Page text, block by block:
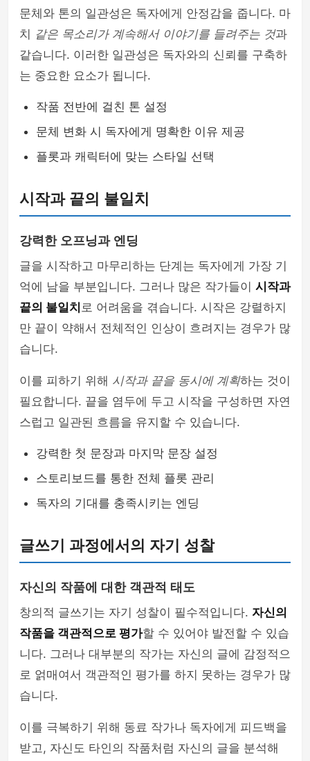
문체와 톤의 일관성은 독자에게 안정감을 줍니다. 마
치 같은 목소리가 계속해서 이야기를 들려주는 것과
같습니다. 이러한 일관성은 독자와의 신뢰를 구축하
는 중요한 요소가 됩니다.
작품 전반에 걸친 톤 설정
문체 변화 시 독자에게 명확한 이유 제공
플롯과 캐릭터에 맞는 스타일 선택
시작과 끝의 불일치
강력한 오프닝과 엔딩
글을 시작하고 마무리하는 단계는 독자에게 가장 기
억에 남을 부분입니다. 그러나 많은 작가들이 시작과
끝의 불일치 로 어려움을 겪습니다. 시작은 강렬하지
만 끝이 약해서 전체적인 인상이 흐려지는 경우가 많
습니다.
이를 피하기 위해 시작과 끝을 동시에 계획하는 것이
필요합니다. 끝을 염두에 두고 시작을 구성하면 자연
스럽고 일관된 흐름을 유지할 수 있습니다.
강력한 첫 문장과 마지막 문장 설정
스토리보드를 통한 전체 플롯 관리
독자의 기대를 충족시키는 엔딩
글쓰기 과정에서의 자기 성찰
자신의 작품에 대한 객관적 태도
창의적 글쓰기는 자기 성찰이 필수적입니다. 자신의
작품을 객관적으로 평가할 수 있어야 발전할 수 있습
니다. 그러나 대부분의 작가는 자신의 글에 감정적으
로 얽매여서 객관적인 평가를 하지 못하는 경우가 많
습니다.
이를 극복하기 위해 동료 작가나 독자에게 피드백을
받고, 자신도 타인의 작품처럼 자신의 글을 분석해